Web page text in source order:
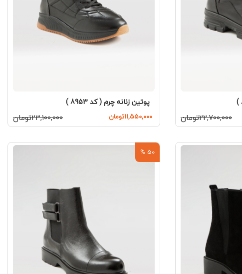
۲۲,۷۰۰,۰۰۰تومان
پوتین زنانه چرم ( کد 8953 )
۱۱,۵۵۰,۰۰۰تومان ۲۳,۱۰۰,۰۰۰تومان
50 %